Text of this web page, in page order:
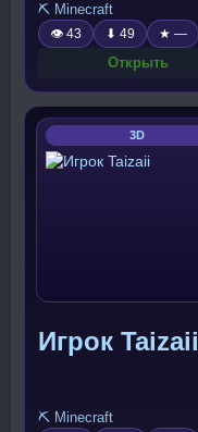
⛏️ Minecraft
👁 43 ⬇ 49 ★ —
Открыть
3D
Игрок Taizaii
⛏️ Minecraft